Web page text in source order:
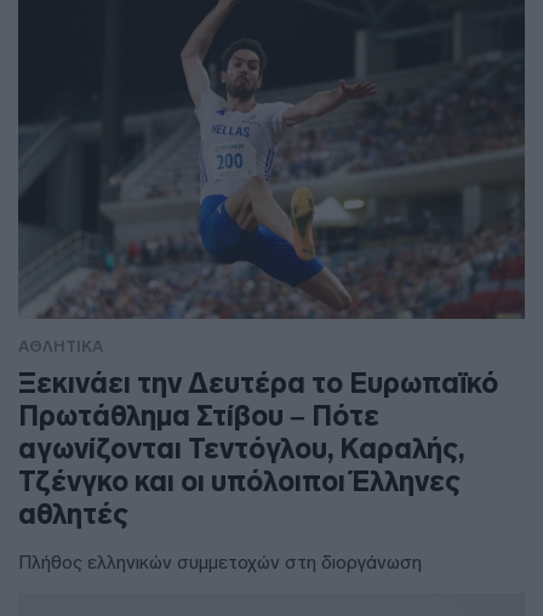
ΑΘΛΗΤΙΚΑ
Ξεκινάει την Δευτέρα το Ευρωπαϊκό
Πρωτάθλημα Στίβου – Πότε
αγωνίζονται Τεντόγλου, Καραλής,
Τζένγκο και οι υπόλοιποι Έλληνες
αθλητές
Πλήθος ελληνικών συμμετοχών στη διοργάνωση